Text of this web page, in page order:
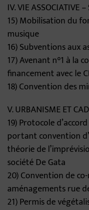
IV. VIE ASSOCIATIVE
15) Mobilisation du
musique
16) Subventions aux
17) Avenant n°1 à la
financement avec le
18) Convention des
V. URBANISME ET
19) Protocole
portant convention
théorie de
société De Gata
20) Convention de
aménagements rue
21) Permis de